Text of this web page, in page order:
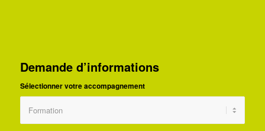
Demande d’informations
Sélectionner votre accompagnement